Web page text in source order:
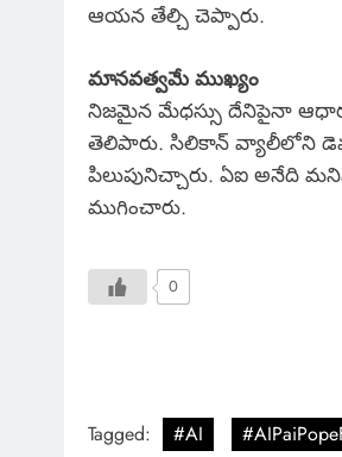
ఆయన తేల్చి చెప్పారు.
మానవత్వమే ముఖ్యం
నిజమైన మేధస్సు దేనిపైనా
తెలిపారు. సిలికాన్ వ్యాలీలోని
పిలుపునిచ్చారు. ఏఐ అనేది
ముగించారు.
0
Tagged: #AI